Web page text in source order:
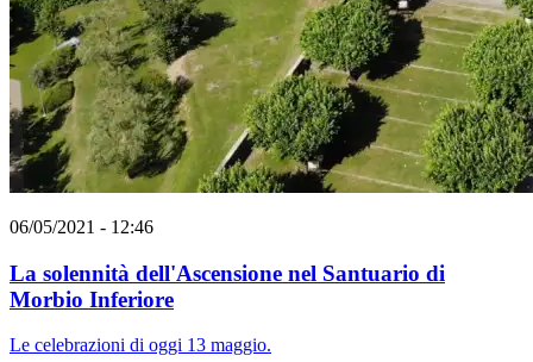
06/05/2021 - 12:46
La solennità dell'Ascensione nel Santuario di
Morbio Inferiore
Le celebrazioni di oggi 13 maggio.